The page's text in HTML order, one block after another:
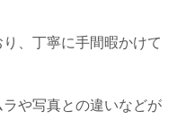
、丁寧に手間暇かけて
や写真との違いなどが